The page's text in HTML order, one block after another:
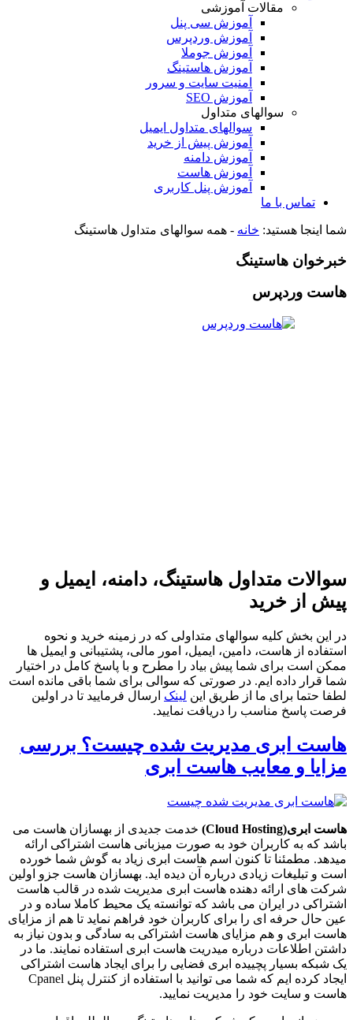
مقالات آموزشی
آموزش سی پنل
آموزش وردپرس
آموزش جوملا
آموزش هاستینگ
امنیت سایت و سرور
آموزش SEO
سوالهای متداول
سوالهای متداول ایمیل
آموزش پیش از خرید
آموزش دامنه
آموزش هاست
آموزش پنل کاربری
تماس با ما
شما اینجا هستید: خانه - همه سوالهای متداول هاستینگ
خبرخوان هاستینگ
هاست وردپرس
سوالات متداول هاستینگ، دامنه، ایمیل و
پیش از خرید
در این بخش کلیه سوالهای متداولی که در زمینه خرید و نحوه
استفاده از هاست، دامین، ایمیل، امور مالی، پشتیبانی و ایمیل ها
ممکن است برای شما پیش بیاد را مطرح و با پاسخ کامل در اختیار
شما قرار داده ایم. در صورتی که سوالی برای شما باقی مانده است
لطفا حتما برای ما از طریق این لینک ارسال فرمایید تا در اولین
فرصت پاسخ مناسب را دریافت نمایید.
هاست ابری مدیریت شده چیست؟ بررسی
مزایا و معایب هاست ابری
هاست ابری(Cloud Hosting)
خدمت جدیدی از بهسازان هاست می
باشد که به کاربران خود به صورت میزبانی هاست اشتراکی ارائه
میدهد. مطمئنا تا کنون اسم هاست ابری زیاد به گوش شما خورده
است و تبلیغات زیادی درباره آن دیده اید. بهسازان هاست جزو اولین
شرکت های ارائه دهنده هاست ابری مدیریت شده در قالب هاست
اشتراکی در ایران می باشد که توانسته یک محیط کاملا ساده و در
عین حال حرفه ای را برای کاربران خود فراهم نماید تا هم از مزایای
هاست ابری و هم مزایای هاست اشتراکی به سادگی و بدون نیاز به
داشتن اطلاعات درباره میدریت هاست ابری استفاده نمایند. ما در
یک شبکه بسیار پچییده ابری فضایی را برای ایجاد هاست اشتراکی
ایجاد کرده ایم که شما می توانید با استفاده از کنترل پنل Cpanel
هاست و سایت خود را مدیریت نمایید.